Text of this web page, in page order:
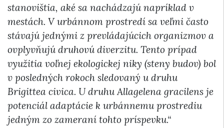
stanovištia, aké sa nachádzajú napríklad v
mestách. V urbánnom prostredí sa veľmi často
stávajú jednými z prevládajúcich organizmov a
ovplyvňujú druhovú diverzitu. Tento prípad
využitia voľnej ekologickej niky (steny budov) bol
v posledných rokoch sledovaný u druhu
Brigittea civica. U druhu Allagelena gracilens je
potenciál adaptácie k urbánnemu prostrediu
jedným zo zameraní tohto príspevku.“